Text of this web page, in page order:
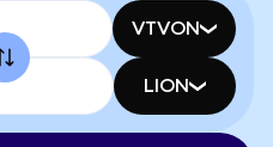
VTVON
LION